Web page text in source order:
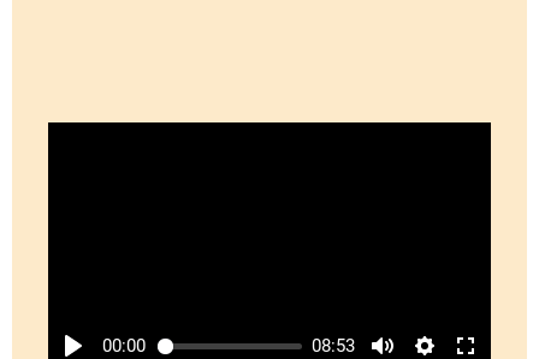
00:00 08:53